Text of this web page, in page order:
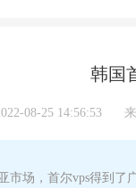
韩国
08-25 14:56:53
场，首尔vps得到了